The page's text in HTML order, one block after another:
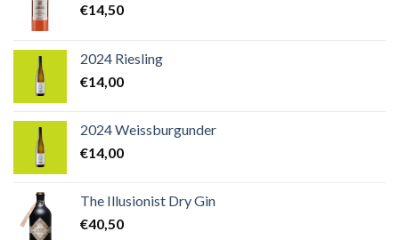
€14,50
2024 Riesling
€14,00
2024 Weissburgunder
€14,00
The Illusionist Dry Gin
€40,50